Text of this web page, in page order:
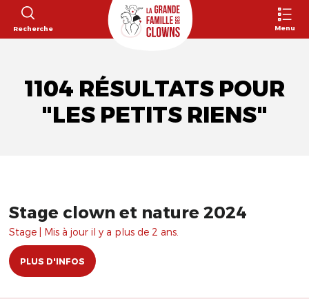
Recherche Menu
1104 RÉSULTATS POUR
"LES PETITS RIENS"
Stage clown et nature 2024
Stage | Mis à jour il y a plus de 2 ans.
PLUS D'INFOS